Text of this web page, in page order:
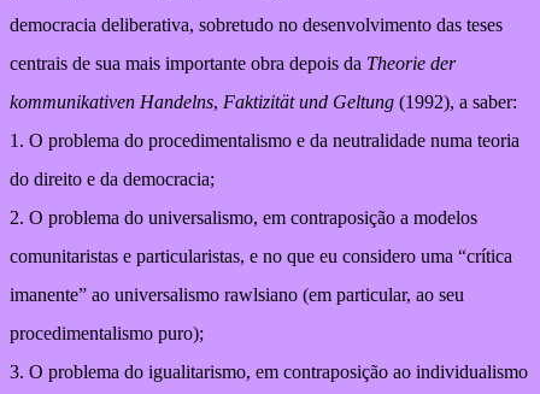
democracia deliberativa, sobretudo no desenvolvimento das teses
centrais de sua mais importante obra depois da Theorie der
kommunikativen Handelns, Faktizität und Geltung (1992), a saber:
1. O problema do procedimentalismo e da neutralidade numa teoria
do direito e da democracia;
2. O problema do universalismo, em contraposição a modelos
comunitaristas e particularistas, e no que eu considero uma “crítica
imanente” ao universalismo rawlsiano (em particular, ao seu
procedimentalismo puro);
3. O problema do igualitarismo, em contraposição ao individualismo